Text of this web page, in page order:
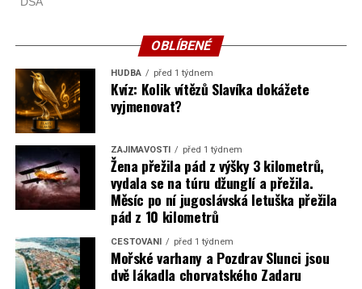
OBLÍBENÉ
HUDBA před 1 týdnem
Kvíz: Kolik vítězů Slavíka dokážete
vyjmenovat?
ZAJÍMAVOSTI před 1 týdnem
Žena přežila pád z výšky 3 kilometrů,
vydala se na túru džunglí a přežila.
Měsíc po ní jugoslávská letuška přežila
pád z 10 kilometrů
CESTOVÁNÍ před 1 týdnem
Mořské varhany a Pozdrav Slunci jsou
dvě lákadla chorvatského Zadaru